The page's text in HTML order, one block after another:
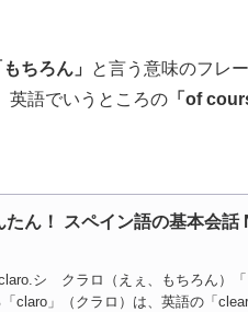
もちろん」
と言う意味のフレ
英語でいうところの 「of
たん！ スペイン語の基本会話
シ クラロ（えぇ、もちろん）「
claro」（クラロ）は、英語の「